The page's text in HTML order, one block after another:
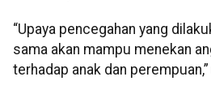
“Upaya pencegahan yang
sama akan mampu menekan
terhadap anak dan